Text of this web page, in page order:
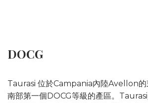
DOCG
Taurasi 位於Campania內陸Avellon的
南部第一個DOCG等級的產區。